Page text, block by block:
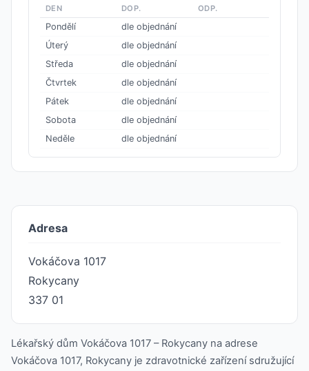
DEN DOP. ODP.
Pondělí
dle objednání
Úterý
dle objednání
Středa
dle objednání
Čtvrtek
dle objednání
Pátek
dle objednání
Sobota
dle objednání
Neděle
dle objednání
Adresa
Vokáčova 1017
Rokycany
337 01
Lékařský dům Vokáčova 1017 – Rokycany na adrese
Vokáčova 1017, Rokycany je zdravotnické zařízení sdružující